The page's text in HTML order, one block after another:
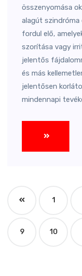
összenyomása
alagút szindróma
fordul elő,
szorítása vagy
jelentős
és más
jelentősen
mindennapi
1
9 10